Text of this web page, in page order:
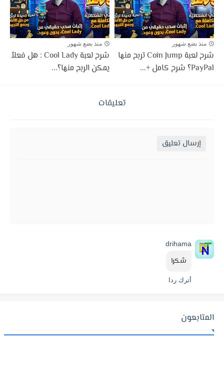
منذ بضع شهور
شرح لعبة Coin Jump تربح منها
PayPal؟ شرح كامل +...
منذ بضع شهور
شرح لعبة Cool Lady : هل فعلاً
يمكن الربح منها؟...
تعليقات
إرسال تعليق
drihama
شكرا
أترك ردا
المتابعون